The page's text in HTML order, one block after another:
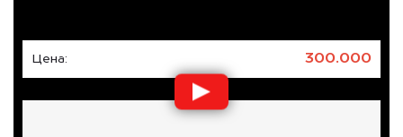
Цена: 300.000